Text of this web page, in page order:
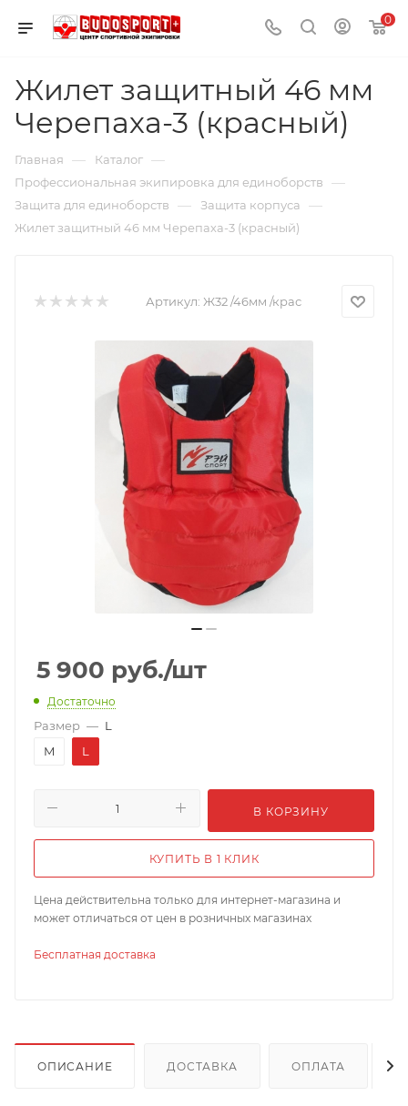
0
Жилет защитный 46 мм
Черепаха-3 (красный)
Главная — Каталог —
Профессиональная экипировка для единоборств —
Защита для единоборств — Защита корпуса —
Жилет защитный 46 мм Черепаха-3 (красный)
Артикул: Ж32 /46мм /крас
5 900 руб./шт
Достаточно
Размер — L
M
L
В КОРЗИНУ
КУПИТЬ В 1 КЛИК
Цена действительна только для интернет-магазина и
может отличаться от цен в розничных магазинах
Бесплатная доставка
ОПИСАНИЕ ДОСТАВКА ОПЛАТА